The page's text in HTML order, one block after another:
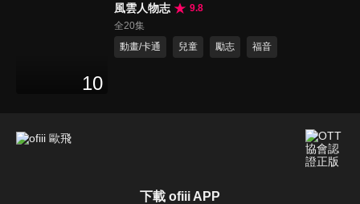
10
風雲人物志
9.8
全20集
動畫/卡通
兒童 勵志 福音
下載 ofiii APP